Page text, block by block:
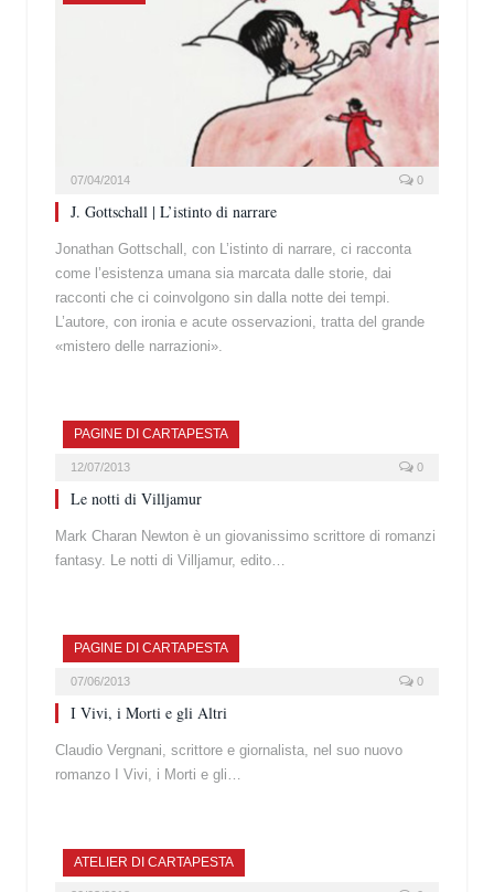
07/04/2014 0
J. Gottschall | L’istinto di narrare
Jonathan Gottschall, con L’istinto di narrare, ci racconta
come l’esistenza umana sia marcata dalle storie, dai
racconti che ci coinvolgono sin dalla notte dei tempi.
L’autore, con ironia e acute osservazioni, tratta del grande
«mistero delle narrazioni».
PAGINE DI CARTAPESTA
12/07/2013 0
Le notti di Villjamur
Mark Charan Newton è un giovanissimo scrittore di romanzi
fantasy. Le notti di Villjamur, edito…
PAGINE DI CARTAPESTA
07/06/2013 0
I Vivi, i Morti e gli Altri
Claudio Vergnani, scrittore e giornalista, nel suo nuovo
romanzo I Vivi, i Morti e gli…
ATELIER DI CARTAPESTA